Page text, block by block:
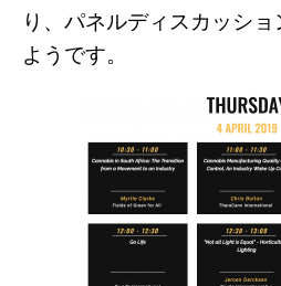
り、パネルディスカッシ
ようです。